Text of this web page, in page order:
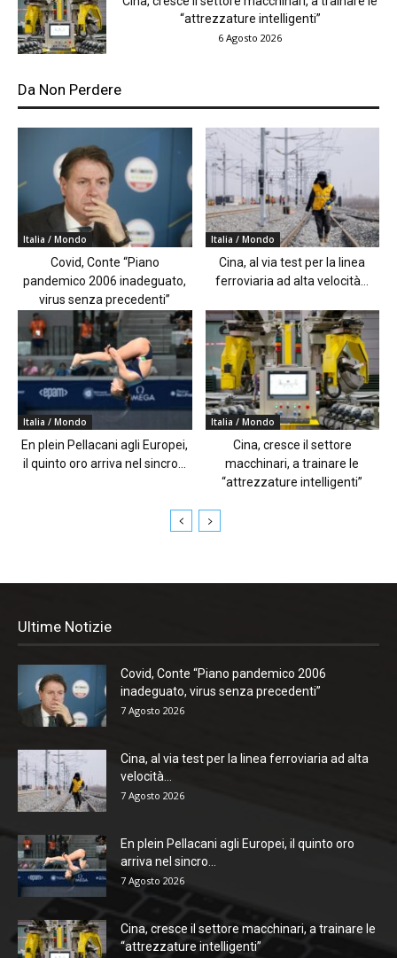
“attrezzature intelligenti”
6 Agosto 2026
Da Non Perdere
Italia / Mondo
Covid, Conte “Piano
pandemico 2006 inadeguato,
virus senza precedenti”
Italia / Mondo
Cina, al via test per la linea
ferroviaria ad alta velocità...
Italia / Mondo
En plein Pellacani agli Europei,
il quinto oro arriva nel sincro...
Italia / Mondo
Cina, cresce il settore
macchinari, a trainare le
“attrezzature intelligenti”
Ultime Notizie
Covid, Conte “Piano pandemico 2006
inadeguato, virus senza precedenti”
7 Agosto 2026
Cina, al via test per la linea ferroviaria ad alta
velocità...
7 Agosto 2026
En plein Pellacani agli Europei, il quinto oro
arriva nel sincro...
7 Agosto 2026
Cina, cresce il settore macchinari, a trainare le
“attrezzature intelligenti”